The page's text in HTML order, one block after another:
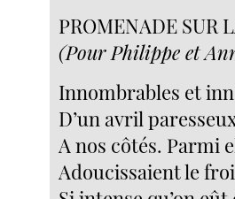
PROMENADE SUR
(Pour Philippe et
Innombrables et
D’un avril
A nos côtés. Parmi
Adoucissaient le